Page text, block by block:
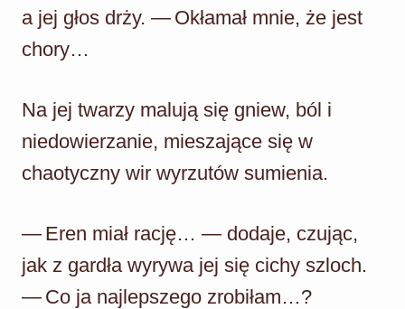
a jej głos drży. — Okłamał mnie, że jest
chory…
Na jej twarzy malują się gniew, ból i
niedowierzanie, mieszające się w
chaotyczny wir wyrzutów sumienia.
— Eren miał rację… — dodaje, czując,
jak z gardła wyrywa jej się cichy szloch.
— Co ja najlepszego zrobiłam…?